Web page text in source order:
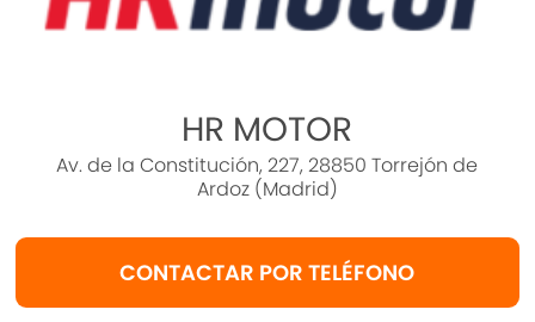
Alicante, Bilbao, Gijón, Mallorca, Murcia, Pamplona,
Precio al contado de 12300€. o consultar
Kia Ceed 1.4 CRDi Tech
comercial
V-0357524
HR MOTOR
Av. de la Constitución, 227, 28850 Torrejón de
Ardoz (Madrid)
CONTACTAR POR TELÉFONO